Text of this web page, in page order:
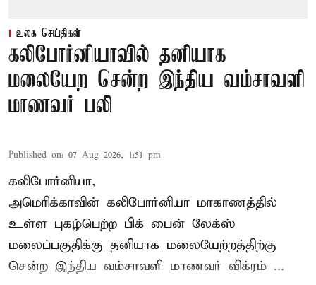
உலக செய்திகள்
கலிபோர்னியாவில் தனியாக
மலையேற சென்ற இந்திய வம்சாவளி
மாணவர் பலி
Published on: 07 Aug 2026, 1:51 pm
கலிபோர்னியா,
அமெரிக்காவின் கலிபோர்னியா மாகாணத்தில்
உள்ள புகழ்பெற்ற பிக் பைன் லேக்ஸ்
மலைப்பகுதிக்கு தனியாக மலையேற்றத்திற்கு
சென்ற இந்திய வம்சாவளி மாணவர் விக்ரம் ...